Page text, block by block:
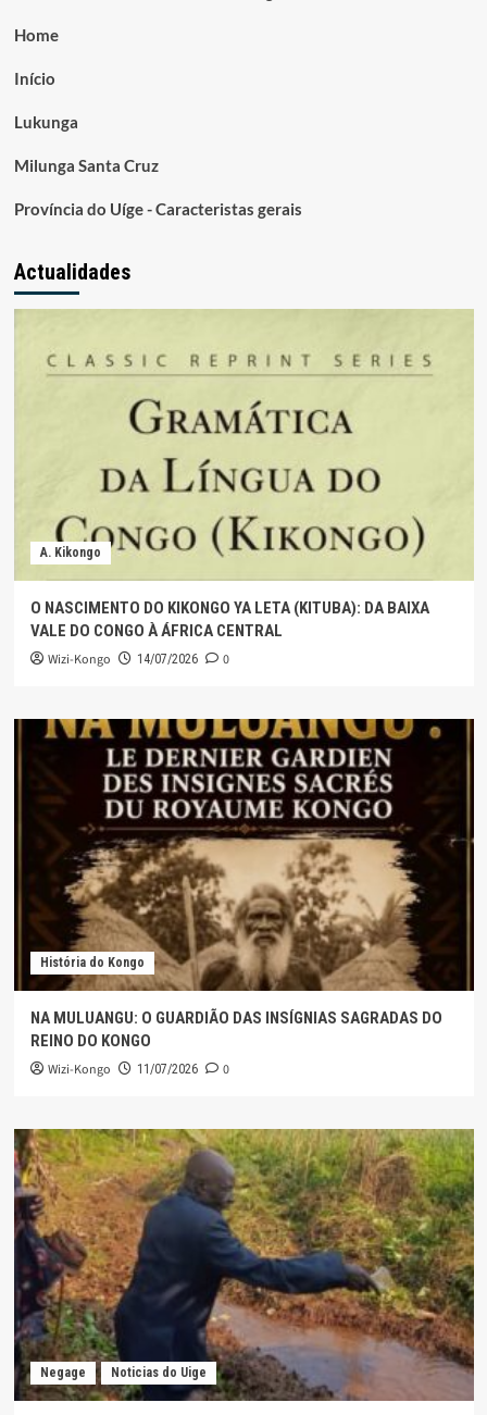
Home
Início
Lukunga
Milunga Santa Cruz
Província do Uíge - Caracteristas gerais
Actualidades
A. Kikongo
O NASCIMENTO DO KIKONGO YA LETA (KITUBA): DA BAIXA
VALE DO CONGO À ÁFRICA CENTRAL
Wizi-Kongo 14/07/2026 0
História do Kongo
NA MULUANGU: O GUARDIÃO DAS INSÍGNIAS SAGRADAS DO
REINO DO KONGO
Wizi-Kongo 11/07/2026 0
Negage Noticias do Uige